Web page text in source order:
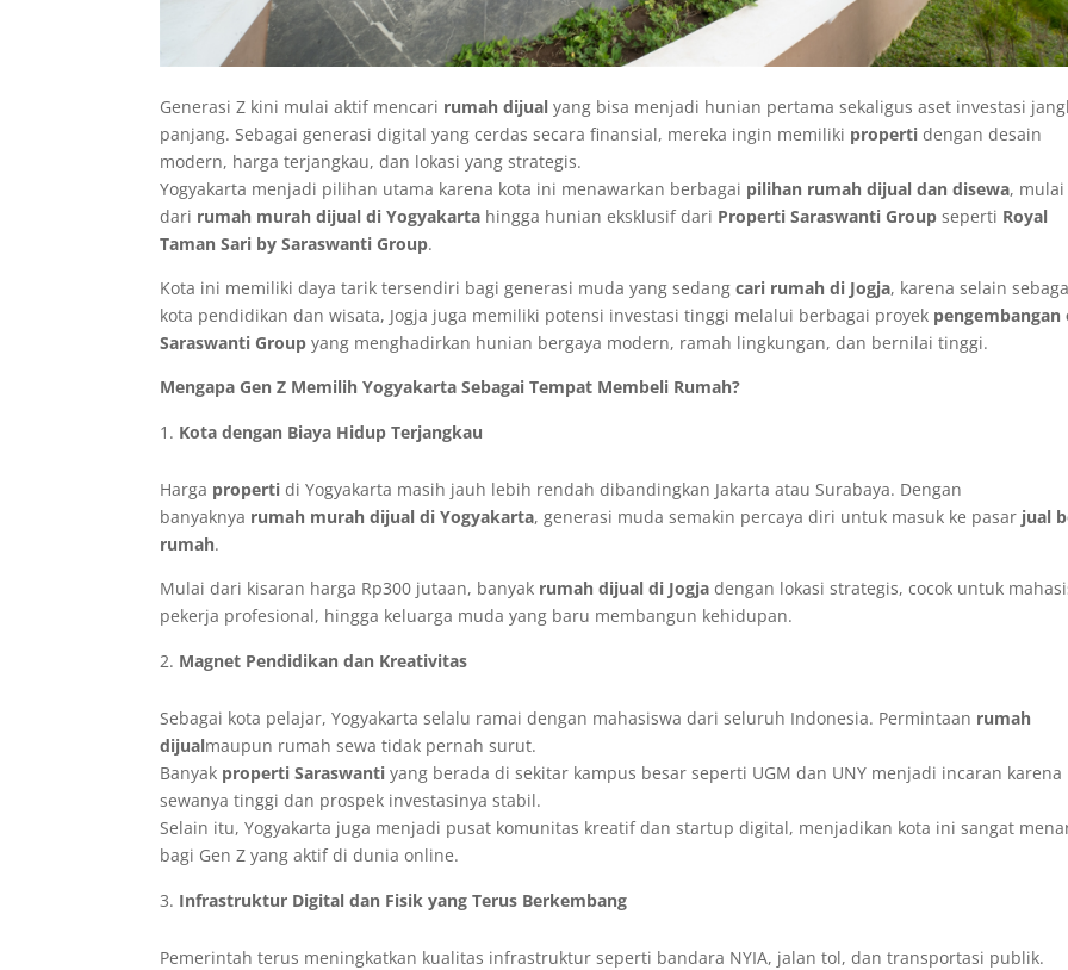
Generasi Z kini mulai aktif mencari rumah dijual yang bisa menjadi hunian pertama sekaligus aset investasi
panjang. Sebagai generasi digital yang cerdas secara finansial, mereka ingin memiliki properti dengan desain
modern, harga terjangkau, dan lokasi yang strategis.
Yogyakarta menjadi pilihan utama karena kota ini menawarkan berbagai pilihan rumah dijual dan disewa, mulai
dari rumah murah dijual di Yogyakarta hingga hunian eksklusif dari Properti Saraswanti Group seperti Royal
Taman Sari by Saraswanti Group.
Kota ini memiliki daya tarik tersendiri bagi generasi muda yang sedangcari rumah di Jogja, karena selain
kota pendidikan dan wisata, Jogja juga memiliki potensi investasi tinggi melalui berbagai proyek pengembangan
Saraswanti Group yang menghadirkan hunian bergaya modern, ramah lingkungan, dan bernilai tinggi.
Mengapa Gen Z Memilih Yogyakarta Sebagai Tempat Membeli Rumah?
Kota dengan Biaya Hidup Terjangkau
Harga properti di Yogyakarta masih jauh lebih rendah dibandingkan Jakarta atau Surabaya. Dengan
banyaknya rumah murah dijual di Yogyakarta, generasi muda semakin percaya diri untuk masuk ke pasar jual
rumah.
Mulai dari kisaran harga Rp300 jutaan, banyak rumah dijual di Jogja dengan lokasi strategis, cocok untuk
pekerja profesional, hingga keluarga muda yang baru membangun kehidupan.
Magnet Pendidikan dan Kreativitas
Sebagai kota pelajar, Yogyakarta selalu ramai dengan mahasiswa dari seluruh Indonesia. Permintaan rumah
dijualmaupun rumah sewa tidak pernah surut.
Banyak properti Saraswanti yang berada di sekitar kampus besar seperti UGM dan UNY menjadi incaran
sewanya tinggi dan prospek investasinya stabil.
Selain itu, Yogyakarta juga menjadi pusat komunitas kreatif dan startup digital, menjadikan kota ini sangat
bagi Gen Z yang aktif di dunia online.
Infrastruktur Digital dan Fisik yang Terus Berkembang
Pemerintah terus meningkatkan kualitas infrastruktur seperti bandara NYIA, jalan tol, dan transportasi publik.